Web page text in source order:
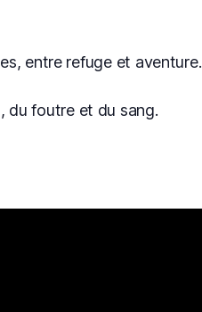
entre refuge et aventure.
du foutre et du sang.